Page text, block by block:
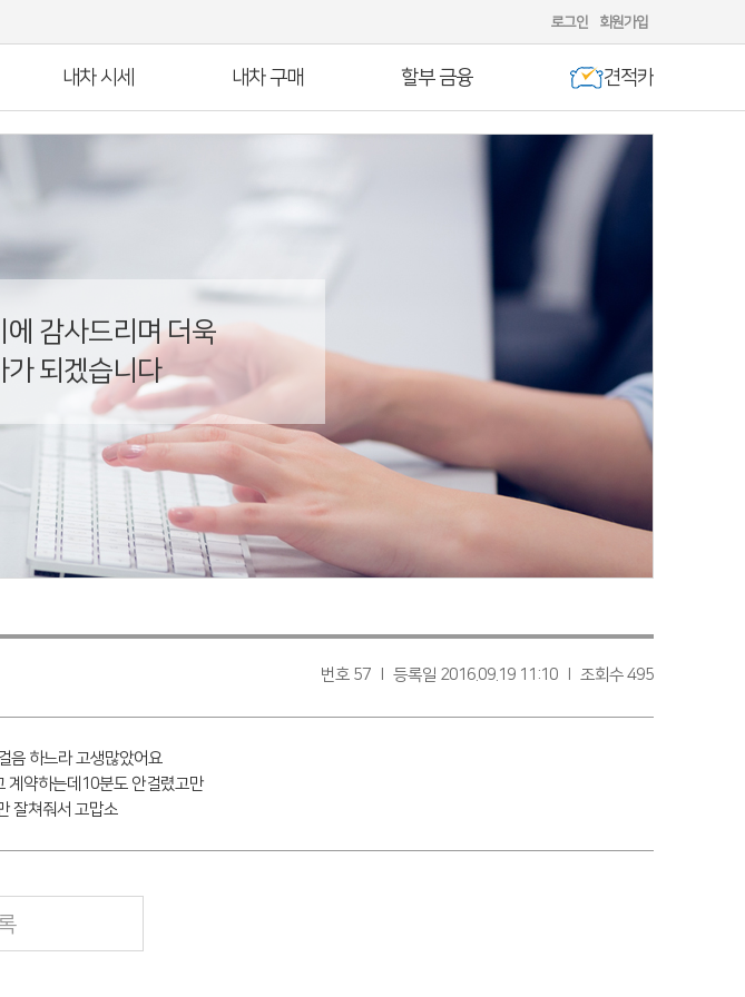
로그인 회원가입
내차 시세 내차 구매 할부 금융 견적카
감사드리며 더욱
가 되겠습니다
번호 57 l 등록일 2016.09.19 11:10 l 조회수 495
음 하느라 고생많았어요
계약하는데10분도 안걸렸고만
잘쳐줘서 고맙소